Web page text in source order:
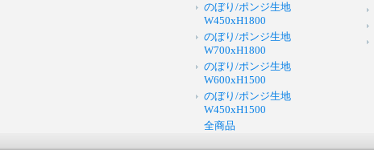
のぼり/ポンジ生地
W450xH1800
のぼり/ポンジ生地
W700xH1800
のぼり/ポンジ生地
W600xH1500
のぼり/ポンジ生地
W450xH1500
全商品